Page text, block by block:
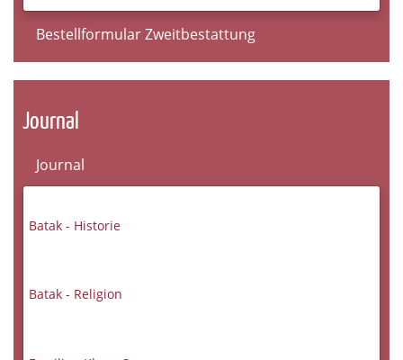
Bestellformular Zweitbestattung
Journal
Journal
Batak - Historie
Batak - Religion